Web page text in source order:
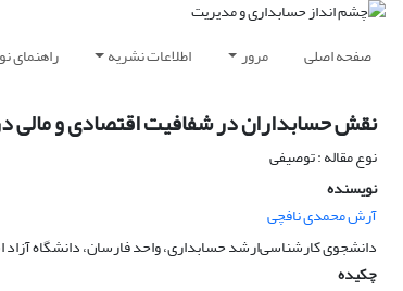
صفحه اصلی مرور اطلاعات نشریه راهنمای
نقش حسابداران در شفافیت اقتصادی و مالی
نوع مقاله : توصیفی
نویسنده
آرش محمدی نافچی
دانشجوی کارشناسی‌ارشد حسابداری، واحد فارسان، دانشگاه آزاد
چکیده